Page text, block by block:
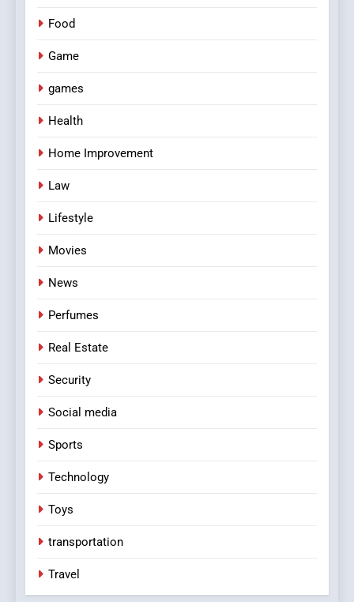
Food
Game
games
Health
Home Improvement
Law
Lifestyle
Movies
News
Perfumes
Real Estate
Security
Social media
Sports
Technology
Toys
transportation
Travel